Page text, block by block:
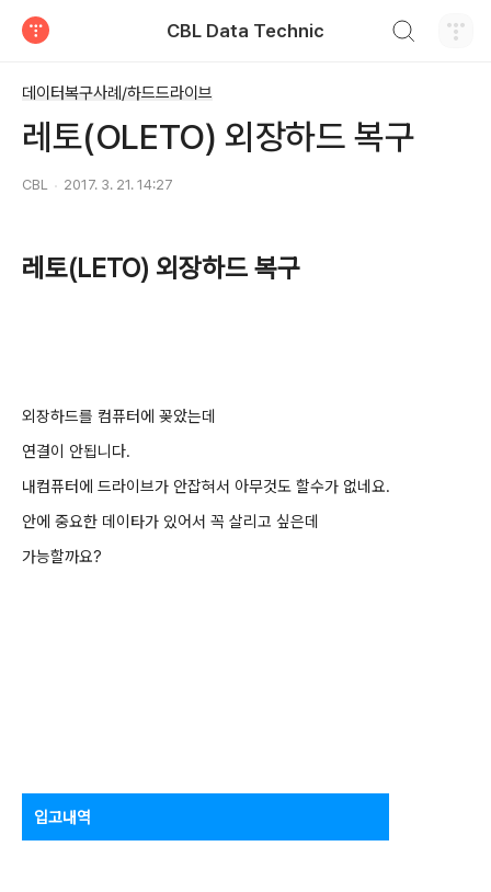
CBL Data Technic
데이터복구사례/하드드라이브
레토(OLETO) 외장하드 복구
CBL 2017. 3. 21. 14:27
레토(LETO) 외장하드 복구
외장하드를 컴퓨터에 꽂았는데
연결이 안됩니다.
내컴퓨터에 드라이브가 안잡혀서 아무것도 할수가 없네요.
안에 중요한 데이타가 있어서 꼭 살리고 싶은데
가능할까요?
입고내역